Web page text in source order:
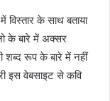
विस्तार के साथ बताया
के बारे में अक्सर
शब्द रूप के बारे में नहीं
इस वेबसाइट से कवि